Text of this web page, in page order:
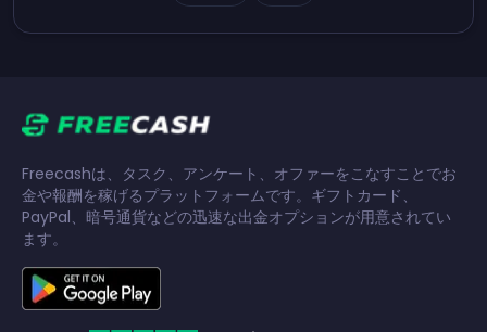
Freecashは、タスク、アンケート、オファーをこなすことでお
金や報酬を稼げるプラットフォームです。ギフトカード、
PayPal、暗号通貨などの迅速な出金オプションが用意されてい
ます。